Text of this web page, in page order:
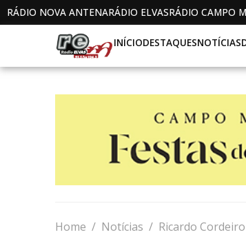
RÁDIO NOVA ANTENARÁDIO ELVASRÁDIO CAMPO
INÍCIODESTAQUESNOTÍCIAS
Home Notícias Ricardo